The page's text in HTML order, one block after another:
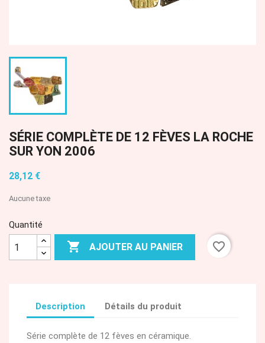
SÉRIE COMPLÈTE DE 12 FÈVES LA ROCHE
SUR YON 2006
28,12 €
Aucune taxe
Quantité
 AJOUTER AU PANIER favorite_border
Description Détails du produit
Série complète de 12 fèves en céramique.